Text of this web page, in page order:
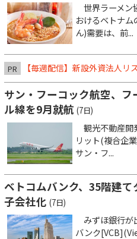
世界ラーメン
おけるベトナ
ん)需要は、前...
PR 【毎週配信】新設外資法人リ
サン・フーコック航空、
ル線を9月就航 (7日)
観光不動産開
リット(複合企
サン・フ...
ベトコムバンク、35階建
子会社化 (7日)
みずほ銀行が
バンク